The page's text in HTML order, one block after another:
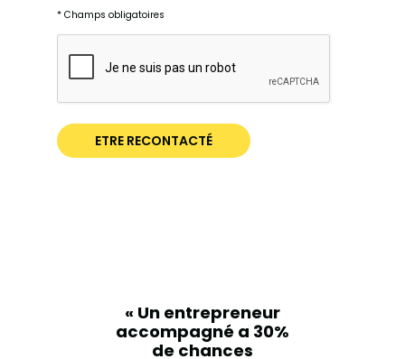
* Champs obligatoires
« Un entrepreneur
accompagné a 30%
de chances